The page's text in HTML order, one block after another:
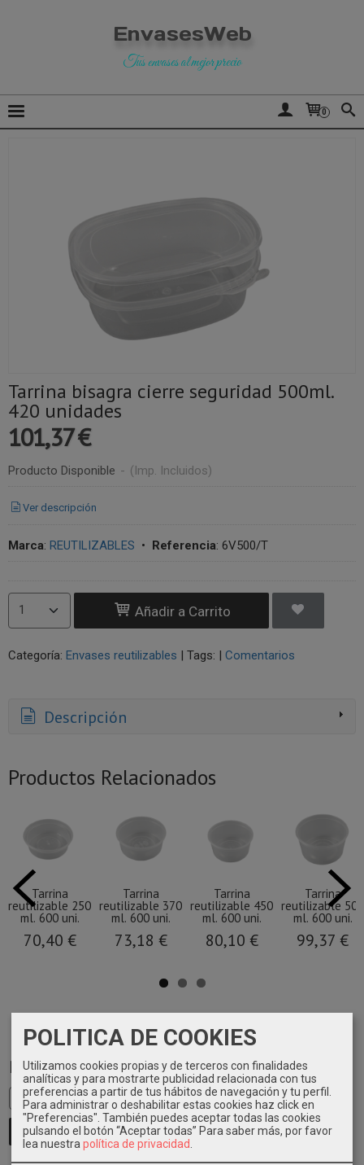
EnvasesWeb
Tus envases al mejor precio
0
Marcas
Tarrina bisagra cierre seguridad 500ml.
420 unidades
101,37 €
Producto Disponible - (Imp. Incluidos)
Ver descripción
Marca: REUTILIZABLES • Referencia: 6V500/T
Añadir a Carrito
Categoría: Envases reutilizables | Tags: | Comentarios
Descripción
Productos Relacionados
Tarrina
reutilizable 250
ml. 600 uni.
70,40 €
Tarrina
reutilizable 370
ml. 600 uni.
73,18 €
Tarrina
reutilizable 450
ml. 600 uni.
80,10 €
Tarrina
reutilizable 500
ml. 600 uni.
99,37 €
POLITICA DE COOKIES
Utilizamos cookies propias y de terceros con finalidades
analíticas y para mostrarte publicidad relacionada con tus
preferencias a partir de tus hábitos de navegación y tu perfil.
Para administrar o deshabilitar estas cookies haz click en
"Preferencias". También puedes aceptar todas las cookies
pulsando el botón “Aceptar todas” Para saber más, por favor
lea nuestra política de privacidad